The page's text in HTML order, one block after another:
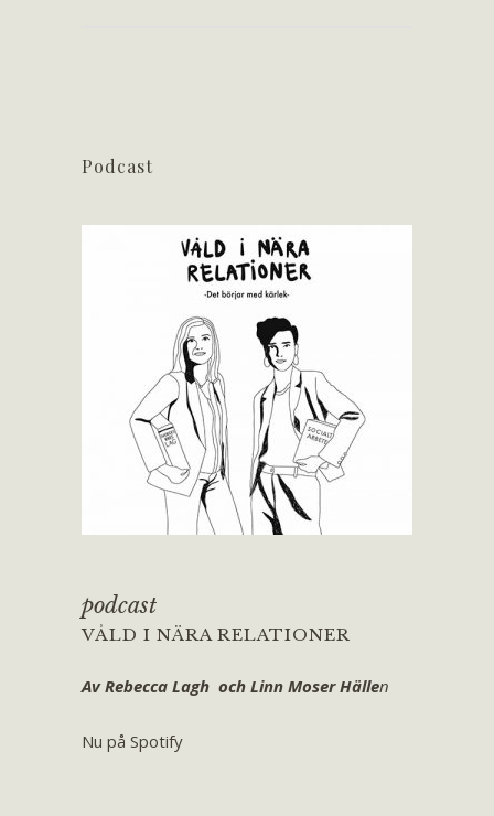
Podcast
podcast
VÅLD I NÄRA RELATIONER
Av Rebecca Lagh och Linn Moser Hällen
Nu på Spotify